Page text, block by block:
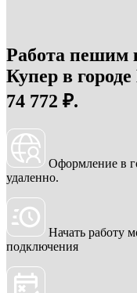
Работа пешим
Купер в
74 772 ₽.
Оформление в
удаленно.
Начать работу
подключения